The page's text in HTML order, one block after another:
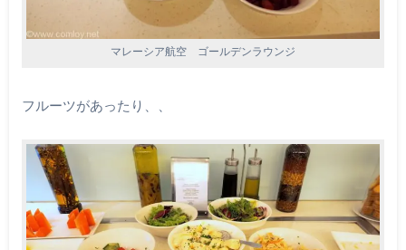
マレーシア航空 ゴールデンラウンジ
フルーツがあったり、、